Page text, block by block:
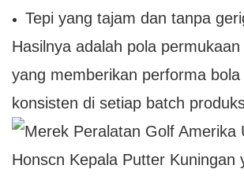
Tepi yang tajam dan tanpa
Hasilnya adalah pola
yang memberikan performa bola
konsisten di setiap batch